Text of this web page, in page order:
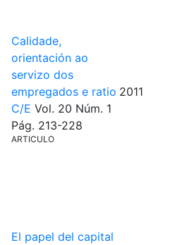
Calidade,
orientación ao
servizo dos
empregados e ratio
C/E Vol. 20 Núm. 1
Pág. 213-228
ARTICULO
2011
El papel del capital